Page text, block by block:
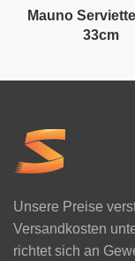
Mauno
33cm
Unsere Preise
Versandkosten
richtet sich an